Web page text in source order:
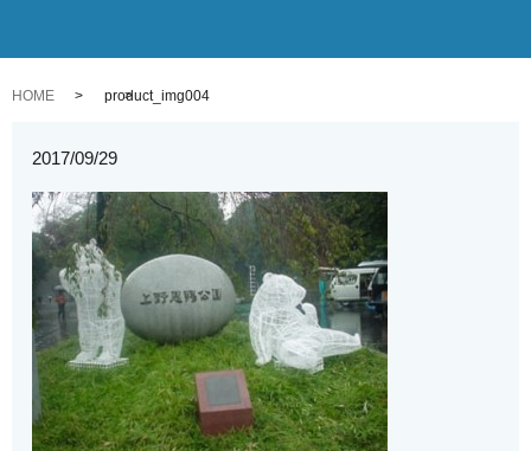
HOME product_img004
2017/09/29